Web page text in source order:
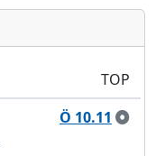
TOP
Ö 10.11